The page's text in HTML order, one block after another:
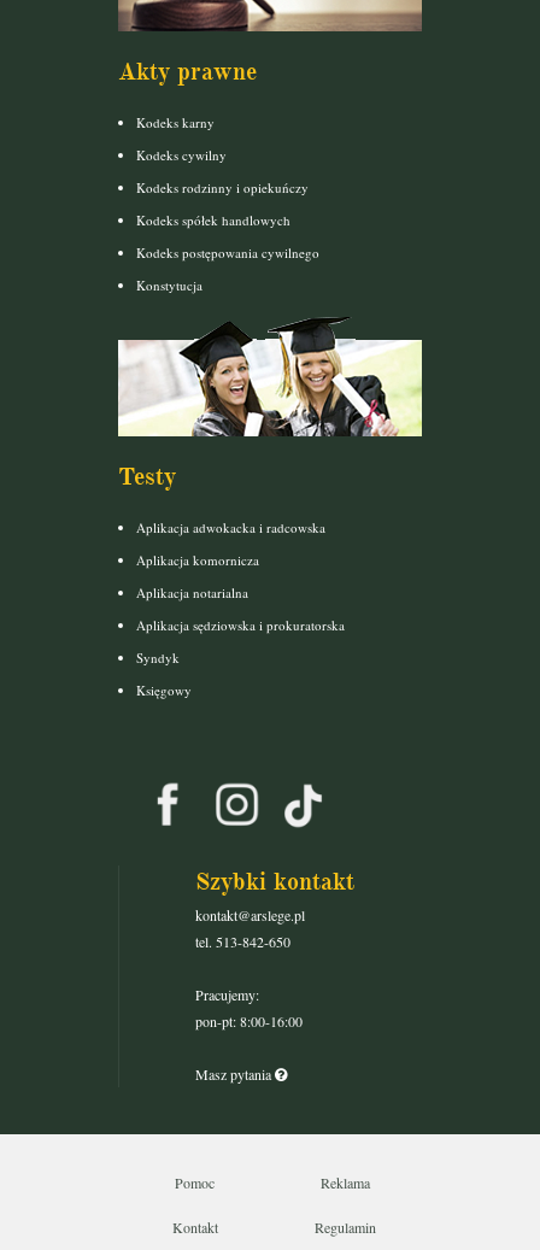
Akty prawne
Kodeks karny
Kodeks cywilny
Kodeks rodzinny i opiekuńczy
Kodeks spółek handlowych
Kodeks postępowania cywilnego
Konstytucja
Testy
Aplikacja adwokacka i radcowska
Aplikacja komornicza
Aplikacja notarialna
Aplikacja sędziowska i prokuratorska
Syndyk
Księgowy
Szybki kontakt
kontakt@arslege.pl
tel. 513-842-650
Pracujemy:
pon-pt: 8:00-16:00
Masz pytania
Pomoc Reklama
Kontakt Regulamin